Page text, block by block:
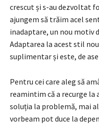
crescut și s-au dezvoltat
ajungem să trăim acel
inadaptare, un nou motiv
Adaptarea la acest stil
suplimentar și este, de
Pentru cei care aleg să
reamintim că a recurge
soluția la problemă, mai
vorbeam pot duce la